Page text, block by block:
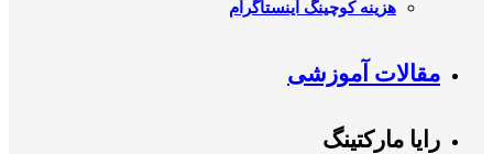
هزینه کوچینگ اینستاگرام
مقالات آموزشی
رایا مارکتینگ